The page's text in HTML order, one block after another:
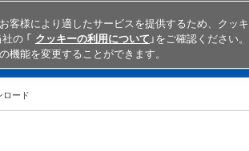
Japan
知る・学ぶ テクニカルサポート
ロード
客様により適したサービスを提供するため、クッキ
の 「 クッキーの利用について 」をご確認ください。
機能を変更することができます。